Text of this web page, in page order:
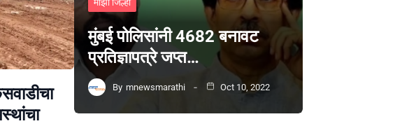
मुंबई पोलिसांनी 4682 बनावट
प्रतिज्ञापत्रे जप्त…
By mnewsmarathi Oct 10, 2022